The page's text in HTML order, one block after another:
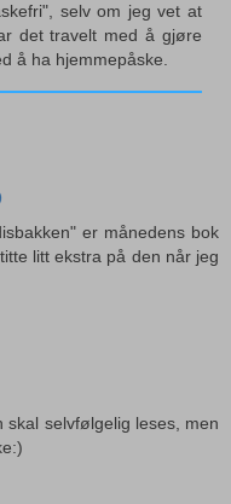
selv om jeg vet at
det travelt med å gjøre
å ha hjemmepåske.
er månedens bok
litt ekstra på den når jeg
skal selvfølgelig leses, men